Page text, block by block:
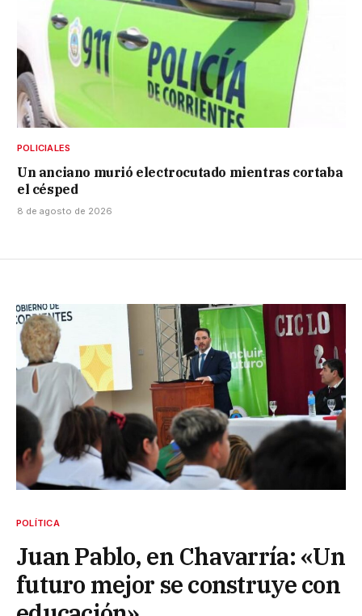
POLICIALES
Un anciano murió electrocutado mientras cortaba
el césped
8 de agosto de 2026
POLÍTICA
Juan Pablo, en Chavarría: «Un
futuro mejor se construye con